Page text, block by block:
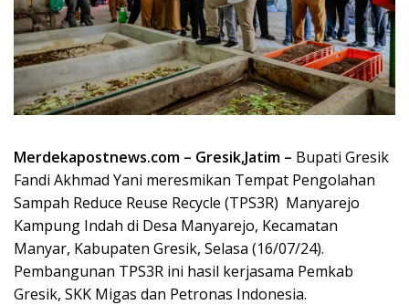
Merdekapostnews.com – Gresik,Jatim – Bupati Gresik
Fandi Akhmad Yani meresmikan Tempat Pengolahan
Sampah Reduce Reuse Recycle (TPS3R) Manyarejo
Kampung Indah di Desa Manyarejo, Kecamatan
Manyar, Kabupaten Gresik, Selasa (16/07/24).
Pembangunan TPS3R ini hasil kerjasama Pemkab
Gresik, SKK Migas dan Petronas Indonesia.